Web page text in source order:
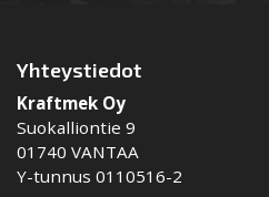
Yhteystiedot
Kraftmek Oy
Suokalliontie 9
01740 VANTAA
Y-tunnus 0110516-2